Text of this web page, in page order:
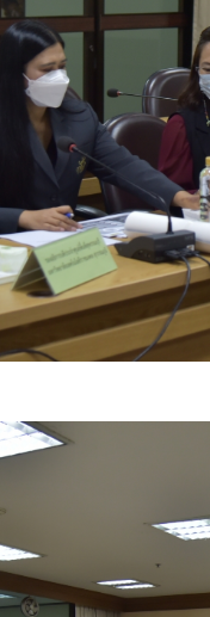
(e-bidding)
นของสินทรัพย์ขององ
นพัสดุและทรัพย์สิน
งการดำเนินงาน อบจ.